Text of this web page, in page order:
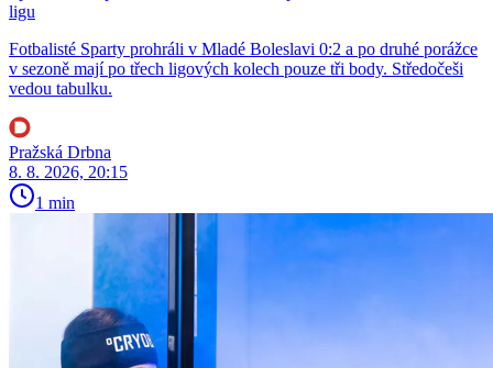
ligu
Fotbalisté Sparty prohráli v Mladé Boleslavi 0:2 a po druhé porážce
v sezoně mají po třech ligových kolech pouze tři body. Středočeši
vedou tabulku.
Pražská Drbna
8. 8. 2026, 20:15
1 min